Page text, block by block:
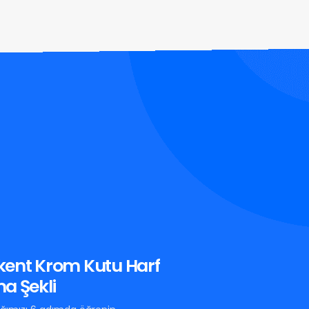
Krom Kutu Harf
Şekli